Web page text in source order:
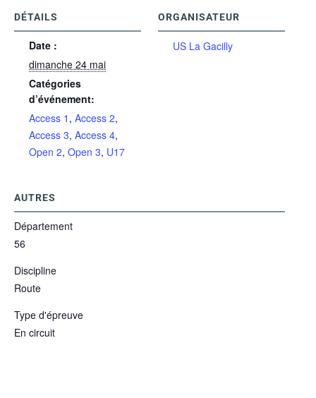
DÉTAILS
Date :
dimanche 24 mai
Catégories
d’événement:
Access 1 , Access 2,
Access 3, Access 4,
Open 2, Open 3, U17
ORGANISATEUR
US La Gacilly
AUTRES
Département
56
Discipline
Route
Type d'épreuve
En circuit